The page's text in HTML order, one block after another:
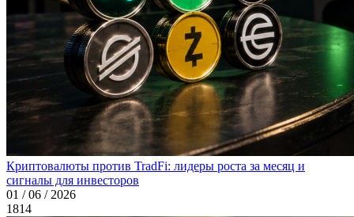
Криптовалюты против TradFi: лидеры роста за месяц и
сигналы для инвесторов
01 / 06 / 2026
1814